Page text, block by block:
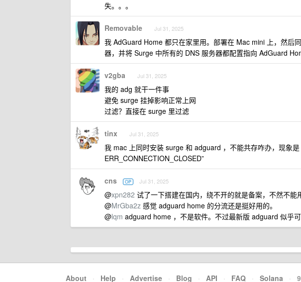
失。。。
Removable Jul 31, 2025
我 AdGuard Home 都只在家里用。部署在 Mac mini 上，然后
器，并将 Surge 中所有的 DNS 服务器都配置指向 AdGuard
v2gba Jul 31, 2025
我的 adg 就干一件事
避免 surge 挂掉影响正常上网
过滤？直接在 surge 里过滤
tinx Jul 31, 2025
我 mac 上同时安装 surge 和 adguard ，不能共存咋办，现象
ERR_CONNECTION_CLOSED”
cns OP Jul 31, 2025
@xpn282 试了一下搭建在国内，绕不开的就是备案，不然不能
@MrGba2z 感觉 adguard home 的分流还是挺好用的。
@lqm adguard home ，不是软件。不过最新版 adguard 似乎可
About · Help · Advertise · Blog · API · FAQ · Solana ·